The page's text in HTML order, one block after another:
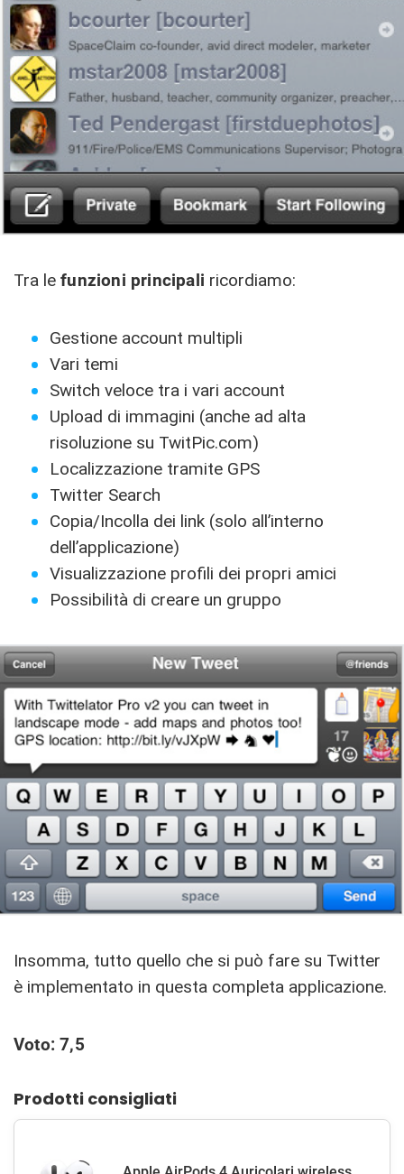
Tra le funzioni principali ricordiamo:
Gestione account multipli
Vari temi
Switch veloce tra i vari account
Upload di immagini (anche ad alta
risoluzione su TwitPic.com)
Localizzazione tramite GPS
Twitter Search
Copia/Incolla dei link (solo all’interno
dell’applicazione)
Visualizzazione profili dei propri amici
Possibilità di creare un gruppo
Insomma, tutto quello che si può fare su Twitter
è implementato in questa completa applicazione.
Voto: 7,5
Prodotti consigliati